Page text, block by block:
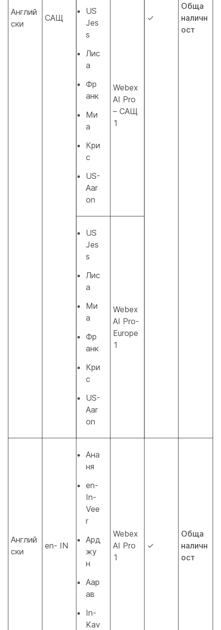
Англий
ски
САЩ ✓
Обща
наличн
ост
US
Jes
s
Лис
а
Фр
анк
Ми
а
Кри
с
US-
Aar
on
Webex
AI Pro
– САЩ
1
US
Jes
s
Лис
а
Ми
а
Фр
анк
Кри
с
US-
Aar
on
Webex
AI Pro-
Europe
1
Англий
ски
en- IN
Ана
ня
en-
In-
Vee
r
Ард
жу
н
Аар
ав
In-
Kav
Webex
AI Pro
1
✓
Обща
наличн
ост